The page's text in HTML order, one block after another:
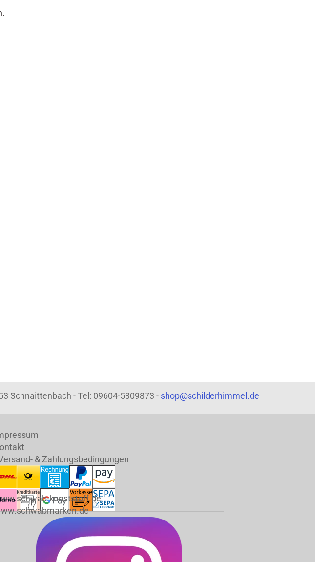
Schnaittenbach - Tel: 09604-5309873 - shop@schilderhimmel.de
& Zahlungsbedingungen
kunststoff.de